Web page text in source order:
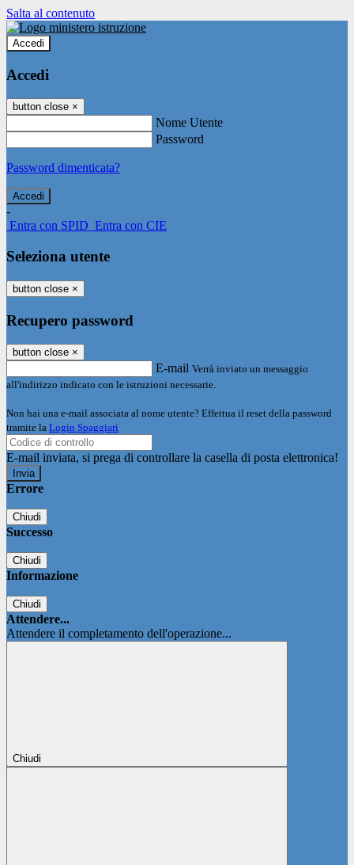
Salta al contenuto
Accedi
Accedi
button close ×
Nome Utente
Password
Password dimenticata?
-
Entra con SPID Entra con CIE
Seleziona utente
button close ×
Recupero password
button close ×
E-mail Verrà inviato un messaggio
all'indirizzo indicato con le istruzioni necessarie.
Non hai una e-mail associata al nome utente? Effettua il reset della password
tramite la Login Spaggiari
E-mail inviata, si prega di controllare la casella di posta elettronica!
Errore
Chiudi
Successo
Chiudi
Informazione
Chiudi
Attendere...
Attendere il completamento dell'operazione...
Chiudi